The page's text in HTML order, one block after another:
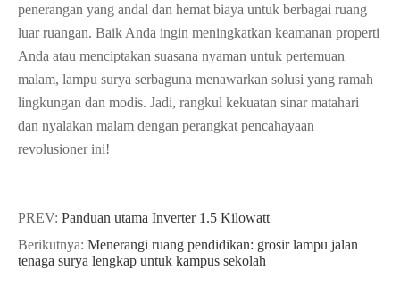
penerangan yang andal dan hemat biaya untuk berbagai ruang
luar ruangan. Baik Anda ingin meningkatkan keamanan properti
Anda atau menciptakan suasana nyaman untuk pertemuan
malam, lampu surya serbaguna menawarkan solusi yang ramah
lingkungan dan modis. Jadi, rangkul kekuatan sinar matahari
dan nyalakan malam dengan perangkat pencahayaan
revolusioner ini!
PREV: Panduan utama Inverter 1.5 Kilowatt
Berikutnya: Menerangi ruang pendidikan: grosir lampu jalan
tenaga surya lengkap untuk kampus sekolah